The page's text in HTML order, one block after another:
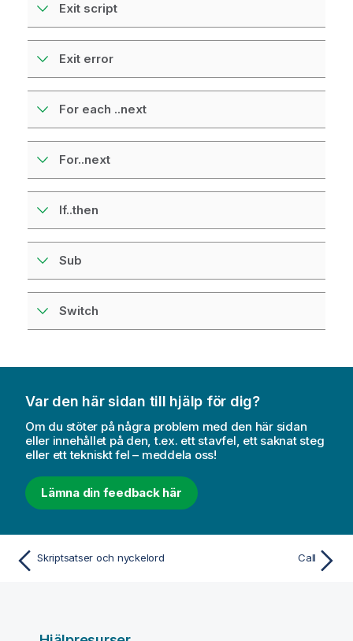
Exit script
Exit error
For each ..next
For..next
If..then
Sub
Switch
Var den här sidan till hjälp för dig?
Om du stöter på några problem med den här sidan
eller innehållet på den, t.ex. ett stavfel, ett saknat steg
eller ett tekniskt fel – meddela oss!
Lämna din feedback här
Skriptsatser och nyckelord Call